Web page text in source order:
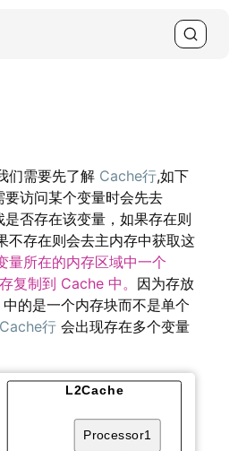
们需要先了解 Cache行,如下
访问某个变量时会先去
否存在该变量，如果存在则
不存在则会去主内存中获取这
量所在的内存区域中一个
复制到 Cache 中。 因为存放
中的是一个内存块而不是单个
Cache行 会出现存在多个变量